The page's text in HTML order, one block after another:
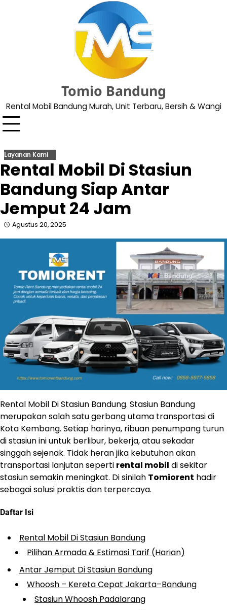
Tomio Bandung
Rental Mobil Bandung Murah, Unit Terbaru, Bersih & Wangi
Layanan Kami
Rental Mobil Di Stasiun
Bandung Siap Antar
Jemput 24 Jam
Agustus 20, 2025
Rental Mobil Di Stasiun Bandung. Stasiun Bandung
merupakan salah satu gerbang utama transportasi di
Kota Kembang. Setiap harinya, ribuan penumpang turun
di stasiun ini untuk berlibur, bekerja, atau sekadar
singgah sejenak. Tidak heran jika kebutuhan akan
transportasi lanjutan seperti rental mobil di sekitar
stasiun semakin meningkat. Di sinilah Tomiorent hadir
sebagai solusi praktis dan terpercaya.
Daftar Isi
Rental Mobil Di Stasiun Bandung
Pilihan Armada & Estimasi Tarif (Harian)
Antar Jemput Di Stasiun Bandung
Whoosh – Kereta Cepat Jakarta–Bandung
Stasiun Whoosh Padalarang